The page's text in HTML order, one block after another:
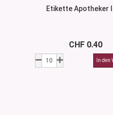
Etikette Apotheker
CHF 0.40